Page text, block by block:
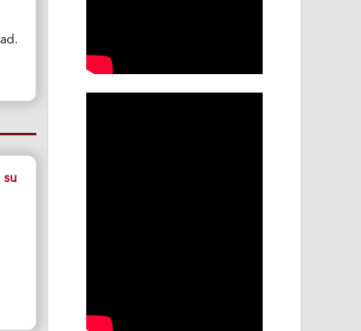
su